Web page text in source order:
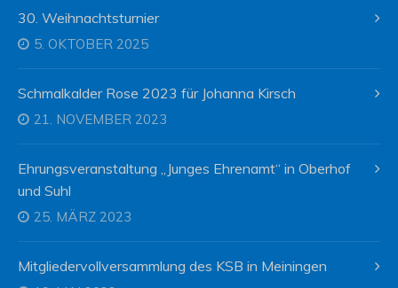
30. Weihnachtsturnier
5. OKTOBER 2025
Schmalkalder Rose 2023 für Johanna Kirsch
21. NOVEMBER 2023
Ehrungsveranstaltung „Junges Ehrenamt“ in Oberhof
und Suhl
25. MÄRZ 2023
Mitgliedervollversammlung des KSB in Meiningen